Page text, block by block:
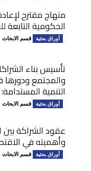
منهاج مقترح
الحكومية التابعة
أوراق بحثية قسم الابحاث
تأسيس بناء
والمجتمع
التنمية
أوراق بحثية قسم الابحاث
عقود الشراكة
وأهميته في
أوراق بحثية قسم الابحاث